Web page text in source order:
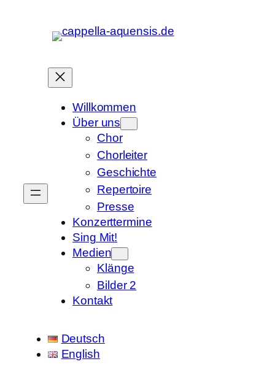
Willkommen
Über uns
Chor
Chorleiter
Geschichte
Repertoire
Presse
Konzerttermine
Sing Mit!
Medien
Klänge
Bilder 2
Kontakt
Deutsch
English